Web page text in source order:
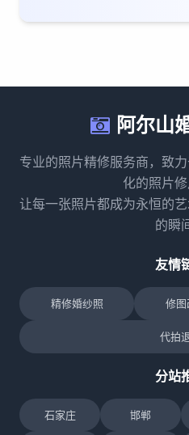
阿尔山
专业的照片精修服务商，致
化的照片修
让每一张照片都成为永恒的
的瞬
友情
精修婚纱照 修图
代拍
分站
石家庄 邯郸